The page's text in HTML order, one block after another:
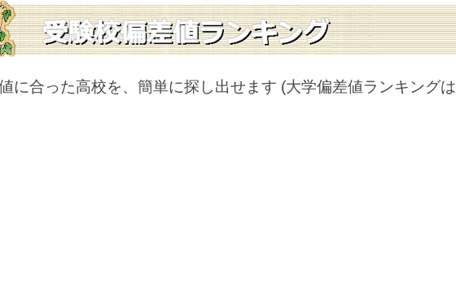
に合った高校を、簡単に探し出せます (大学偏差値ランキングは